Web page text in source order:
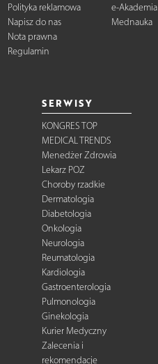
Polityka reklamowa
Napisz do nas
Nota prawna
Regulamin
e-Akademia
Mednauka
SERWISY
KONGRES TOP
MEDICAL TRENDS
Menedżer Zdrowia
Lekarz POZ
Choroby rzadkie
Dermatologia
Diabetologia
Onkologia
Neurologia
Reumatologia
Kardiologia
Gastroenterologia
Pulmonologia
Ginekologia
Kurier Medyczny
Zalecenia i
rekomendacje